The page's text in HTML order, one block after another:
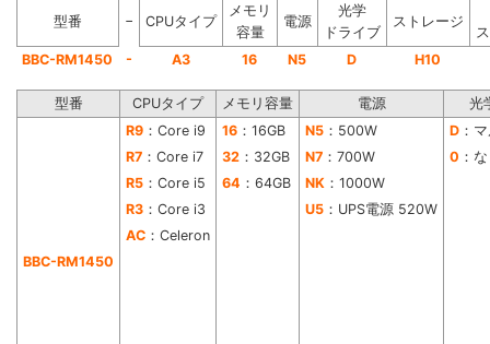
型番 − CPUタイプ
メモリ
容量
電源
光学
ドライブ
ストレージ
BBC-RM1450
- A3 16 N5 D H10
型番 CPUタイプ メモリ容量 電源 光
BBC-RM1450
R9 ：Core i9 16 ：16GB N5 ：500W D ：
R7 ：Core i7 32 ：32GB N7 ：700W 0 ：
R5 ：Core i5 64 ：64GB NK ：1000W
R3 ：Core i3 U5 ：UPS電源 520W
AC ：Celeron